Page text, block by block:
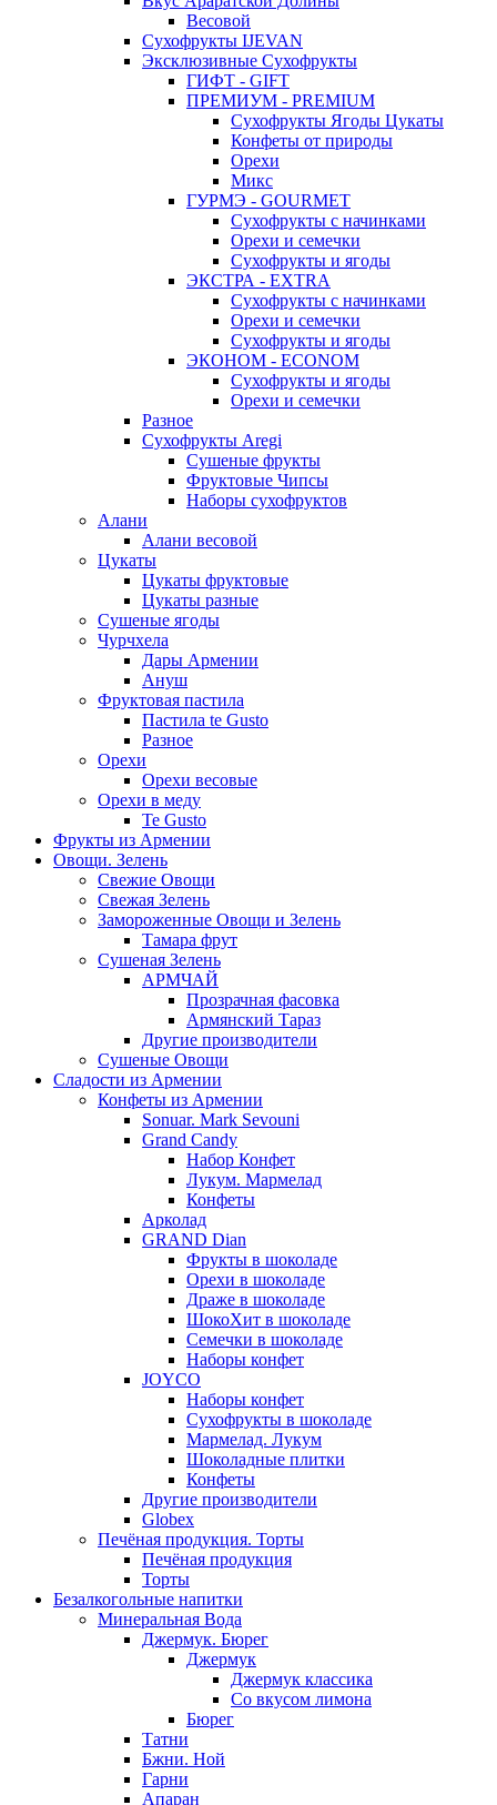
Весовой
Сухофрукты IJEVAN
Эксклюзивные Сухофрукты
ГИФТ - GIFT
ПРЕМИУМ - PREMIUM
Сухофрукты Ягоды Цукаты
Конфеты от природы
Орехи
Микс
ГУРМЭ - GOURMET
Сухофрукты с начинками
Орехи и семечки
Сухофрукты и ягоды
ЭКСТРА - EXTRA
Сухофрукты с начинками
Орехи и семечки
Сухофрукты и ягоды
ЭКОНОМ - ECONOM
Сухофрукты и ягоды
Орехи и семечки
Разное
Сухофрукты Aregi
Сушеные фрукты
Фруктовые Чипсы
Наборы сухофруктов
Алани
Алани весовой
Цукаты
Цукаты фруктовые
Цукаты разные
Сушеные ягоды
Чурчхела
Дары Армении
Ануш
Фруктовая пастила
Пастила te Gusto
Разное
Орехи
Орехи весовые
Орехи в меду
Te Gusto
Фрукты из Армении
Овощи. Зелень
Свежие Овощи
Свежая Зелень
Замороженные Овощи и Зелень
Тамара фрут
Сушеная Зелень
АРМЧАЙ
Прозрачная фасовка
Армянский Тараз
Другие производители
Сушеные Овощи
Сладости из Армении
Конфеты из Армении
Sonuar. Mark Sevouni
Grand Candy
Набор Конфет
Лукум. Мармелад
Конфеты
Арколад
GRAND Dian
Фрукты в шоколаде
Орехи в шоколаде
Драже в шоколаде
ШокоХит в шоколаде
Семечки в шоколаде
Наборы конфет
JOYCO
Наборы конфет
Сухофрукты в шоколаде
Мармелад. Лукум
Шоколадные плитки
Конфеты
Другие производители
Globex
Печёная продукция. Торты
Печёная продукция
Торты
Безалкогольные напитки
Минеральная Вода
Джермук. Бюрег
Джермук
Джермук классика
Со вкусом лимона
Бюрег
Татни
Бжни. Ной
Гарни
Апаран